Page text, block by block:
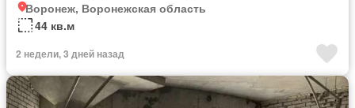
Воронеж, Воронежская область
44 кв.м
2 недели, 3 дней назад